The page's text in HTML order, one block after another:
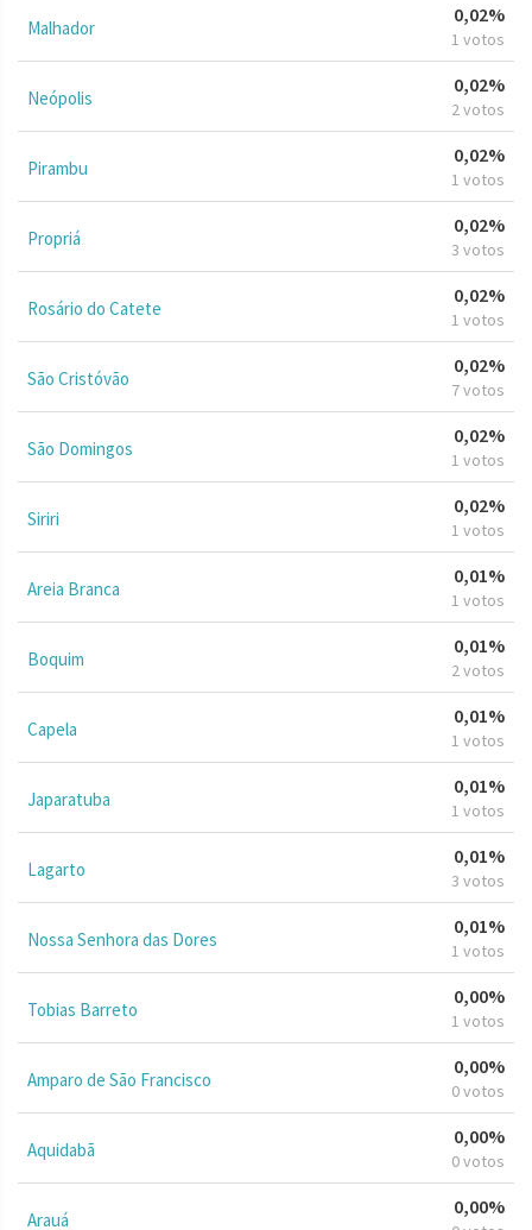
Malhador
0,02%
1 votos
Neópolis
0,02%
2 votos
Pirambu
0,02%
1 votos
Propriá
0,02%
3 votos
Rosário do Catete
0,02%
1 votos
São Cristóvão
0,02%
7 votos
São Domingos
0,02%
1 votos
Siriri
0,02%
1 votos
Areia Branca
0,01%
1 votos
Boquim
0,01%
2 votos
Capela
0,01%
1 votos
Japaratuba
0,01%
1 votos
Lagarto
0,01%
3 votos
Nossa Senhora das Dores
0,01%
1 votos
Tobias Barreto
0,00%
1 votos
Amparo de São Francisco
0,00%
0 votos
Aquidabã
0,00%
0 votos
Arauá
0,00%